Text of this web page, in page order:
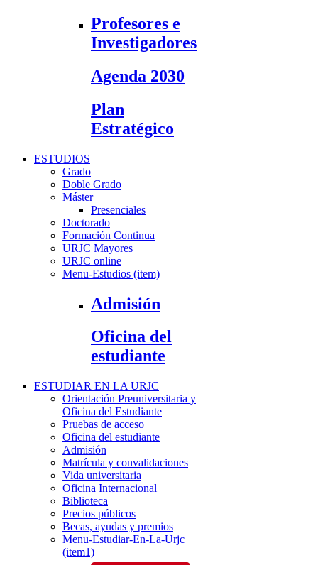
Profesores e
Investigadores
Agenda 2030
Plan
Estratégico
ESTUDIOS
Grado
Doble Grado
Máster
Presenciales
Doctorado
Formación Continua
URJC Mayores
URJC online
Menu-Estudios (item)
Admisión
Oficina del
estudiante
ESTUDIAR EN LA URJC
Orientación Preuniversitaria y
Oficina del Estudiante
Pruebas de acceso
Oficina del estudiante
Admisión
Matrícula y convalidaciones
Vida universitaria
Oficina Internacional
Biblioteca
Precios públicos
Becas, ayudas y premios
Menu-Estudiar-En-La-Urjc
(item1)